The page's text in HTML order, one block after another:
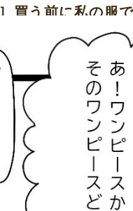
買う前に私の服